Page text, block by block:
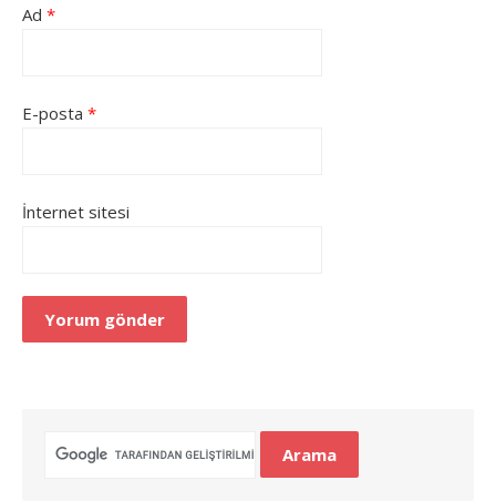
Ad *
E-posta *
İnternet sitesi